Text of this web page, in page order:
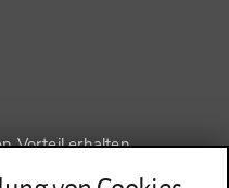
Vorteil erhalten